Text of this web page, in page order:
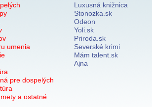
umenia
pre dospelých
a ostatné
Luxusná knižnica
Stonozka.sk
Odeon
Yoli.sk
Priroda.sk
Severské krimi
Mám talent.sk
Ajna